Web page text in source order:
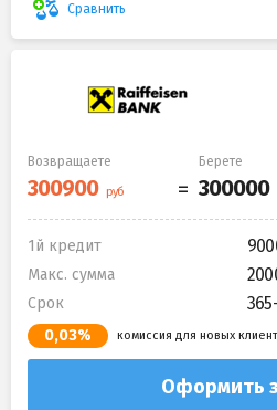
Сравнить
Возвращаете Берете
1й кредит
Макс. сумма
Срок
0,03% комиссия для новых
Оформить